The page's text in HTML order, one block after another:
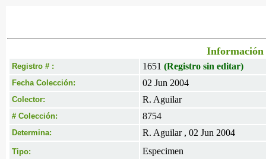
Información
Registro # : 1651 (Registro sin editar)
Fecha Colección: 02 Jun 2004
Colector: R. Aguilar
# Colección: 8754
Determina: R. Aguilar , 02 Jun 2004
Tipo: Especimen